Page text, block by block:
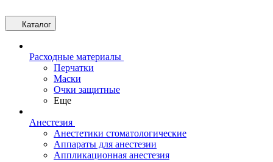
Каталог
Расходные материалы
Перчатки
Маски
Очки защитные
Еще
Анестезия
Анестетики стоматологические
Аппараты для анестезии
Аппликационная анестезия